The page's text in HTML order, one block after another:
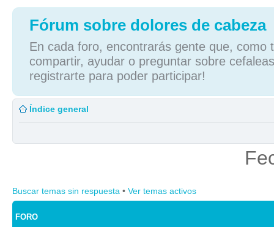
Fórum sobre dolores de cabeza
En cada foro, encontrarás gente que, como
compartir, ayudar o preguntar sobre
registrarte para poder participar!
Índice general
Buscar temas sin respuesta • Ver temas activos
FORO